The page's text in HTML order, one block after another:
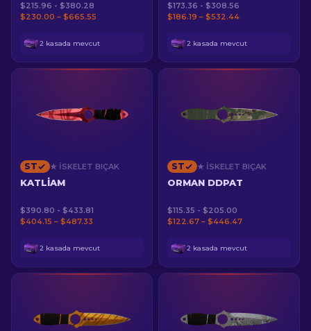
$215.96 - $380.28
$230.00 – $665.55
2 kasada mevcut
$173.36 - $308.56
$186.19 – $532.44
2 kasada mevcut
ST ★ İSKELET BIÇAK
KATLIAM
$390.80 - $433.81
$404.15 – $487.33
2 kasada mevcut
ST ★ İSKELET BIÇAK
ORMAN DDPAT
$115.35 - $205.00
$122.67 – $446.47
2 kasada mevcut